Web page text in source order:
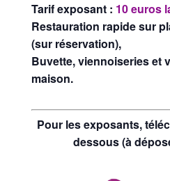
Tarif exposant : 10 euros
Restauration rapide sur
(sur réservation),
Buvette, viennoiseries et
maison.
Pour les exposants,
dessous (à